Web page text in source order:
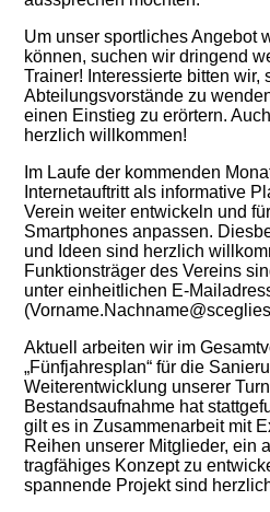
Um unser sportliches Angebot
können, suchen wir dringend
Trainer! Interessierte bitten wir,
Abteilungsvorstände zu
einen Einstieg zu erörtern.
herzlich willkommen!
Im Laufe der kommenden
Internetauftritt als informative
Verein weiter entwickeln und
Smartphones anpassen.
und Ideen sind herzlich
Funktionsträger des Vereins
unter einheitlichen E-
Aktuell arbeiten wir im
„Fünfjahresplan“ für die
Weiterentwicklung unserer
Bestandsaufnahme hat
gilt es in Zusammenarbeit mit
Reihen unserer Mitglieder, ein
tragfähiges Konzept zu
spannende Projekt sind